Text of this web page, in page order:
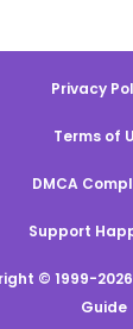
Privacy
Terms of
DMCA
Support
© 1999-
Guide